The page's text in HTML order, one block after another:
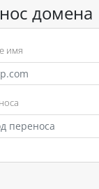
домена
имя